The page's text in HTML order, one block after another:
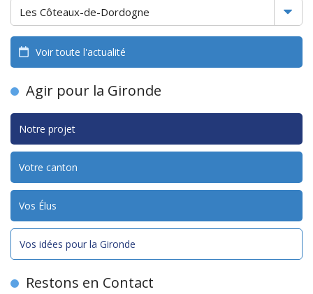
Voir toute l'actualité
Agir pour la Gironde
Notre projet
Votre canton
Vos Élus
Vos idées pour la Gironde
Restons en Contact